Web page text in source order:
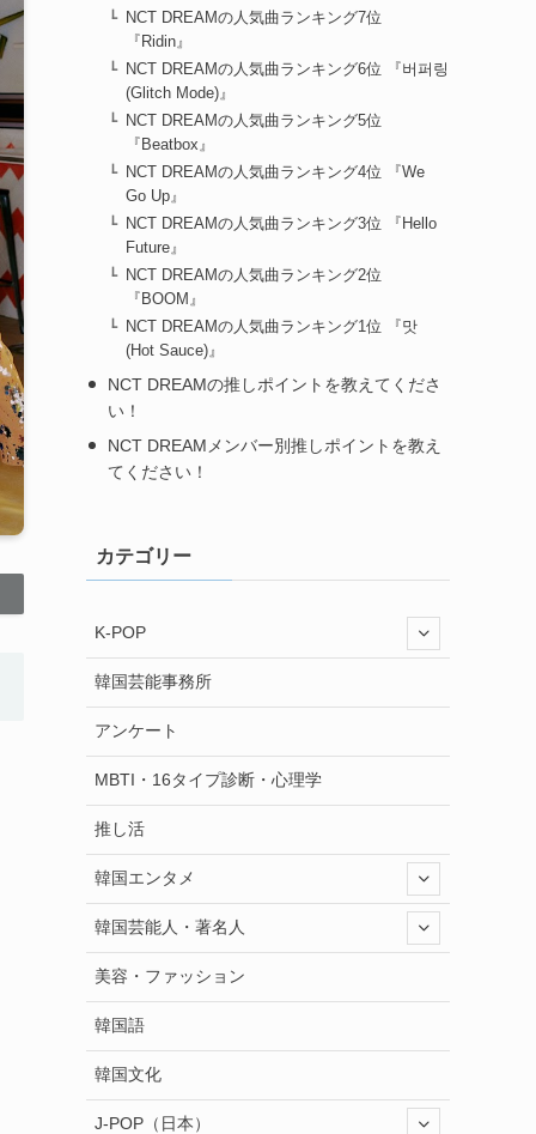
NCT DREAMの人気曲ランキング7位
『Ridin』
NCT DREAMの人気曲ランキング6位 『버퍼링
(Glitch Mode)』
NCT DREAMの人気曲ランキング5位
『Beatbox』
NCT DREAMの人気曲ランキング4位 『We
Go Up』
NCT DREAMの人気曲ランキング3位 『Hello
Future』
NCT DREAMの人気曲ランキング2位
『BOOM』
NCT DREAMの人気曲ランキング1位 『맛
(Hot Sauce)』
NCT DREAMの推しポイントを教えてくださ
い！
NCT DREAMメンバー別推しポイントを教え
てください！
カテゴリー
K-POP
韓国芸能事務所
アンケート
MBTI・16タイプ診断・心理学
推し活
韓国エンタメ
韓国芸能人・著名人
美容・ファッション
韓国語
韓国文化
J-POP（日本）